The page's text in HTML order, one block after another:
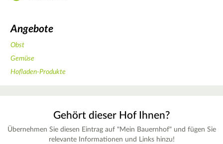
Angebote
Obst
Gemüse
Hofladen-Produkte
Gehört dieser Hof Ihnen?
Übernehmen Sie diesen Eintrag auf "Mein Bauernhof" und fügen Sie
relevante Informationen und Links hinzu!